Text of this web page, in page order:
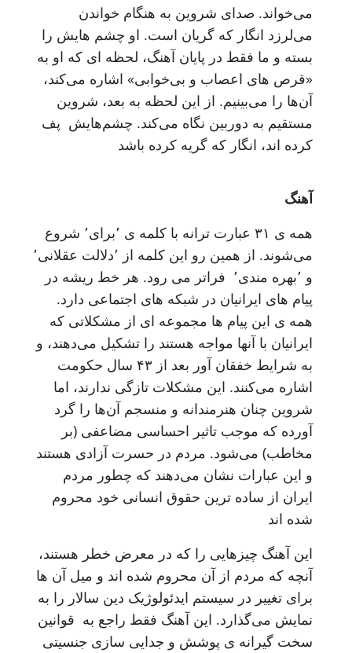
می‌خواند. صدای شروین به هنگام خواندن
می‌لرزد انگار که گریان است. او چشم هایش را
بسته و ما فقط در پایان آهنگ، لحظه ای که او به
«قرص های اعصاب و بی‌خوابی» اشاره می‌کند،
آن‌ها را می‌بینیم. از این لحظه به بعد، شروین
مستقیم به دوربین نگاه می‌کند. چشم‌هایش پف
کرده اند، انگار که گریه کرده باشد
آهنگ
همه ی ۳۱ عبارت ترانه با کلمه ی ٬برای٬ شروع
و ٬بهره مندی٬ فراتر می رود. هر خط ریشه در
پیام های ایرانیان در شبکه های اجتماعی دارد.
همه ی این پیام ها مجموعه ای از مشکلاتی که
ایرانیان با آنها مواجه هستند را تشکیل می‌دهند،‌ و
به شرایط خفقان آور بعد از ۴۳ سال حکومت
اشاره می‌کنند. این مشکلات تازگی ندارند، اما
شروین چنان هنرمندانه و منسجم آن‌ها را گرد
آورده که موجب تاثیر احساسی مضاعفی (بر
مخاطب) می‌شود. مردم در حسرت آزادی هستند
و این عبارات نشان می‌دهند که چطور مردم
ایران از ساده ترین حقوق انسانی خود محروم
شده اند
این آهنگ چیزهایی را که در معرض خطر هستند،
آنچه که مردم از آن محروم شده اند و میل آن ها
برای تغییر در سیستم ایدئولوژیک دین سالار را به
نمایش می‌گذارد. این آهنگ فقط راجع به قوانین
سخت گیرانه ی پوشش و جدایی سازی جنسیتی